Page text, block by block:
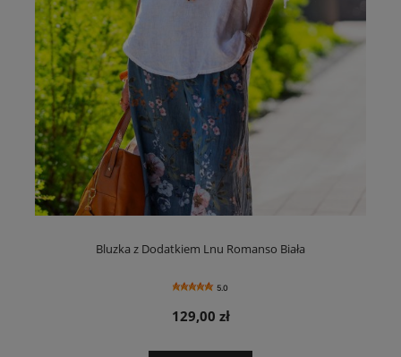
Bluzka z Dodatkiem Lnu Romanso Biała
5.0
129,00 zł